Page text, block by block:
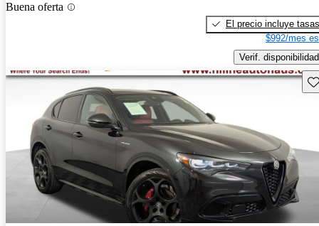
Buena oferta
El precio incluye tasas
$992/mes
Verif. disponibilidad